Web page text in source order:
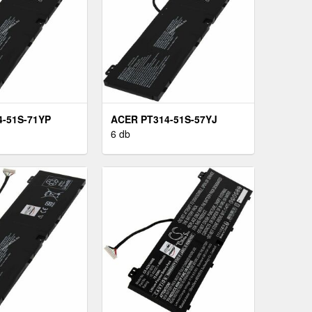
51S-71YP
ACER PT314-51S-57YJ
LAPTOP AKKU
6 db